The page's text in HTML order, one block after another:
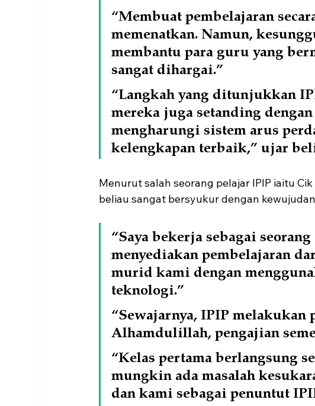
“Membuat pembelajaran
memenatkan. Namun,
membantu para guru yang
sangat dihargai.”
“Langkah yang ditunjukkan
mereka juga setanding
mengharungi sistem arus
kelengkapan terbaik,” ujar
Menurut salah seorang pelajar IPIP iaitu
beliau sangat bersyukur dengan
“Saya bekerja sebagai
menyediakan pembelajaran
murid kami dengan
teknologi.”
“Sewajarnya, IPIP melakukan
Alhamdulillah, pengajian
“Kelas pertama berlangsung
mungkin ada masalah
dan kami sebagai penuntut